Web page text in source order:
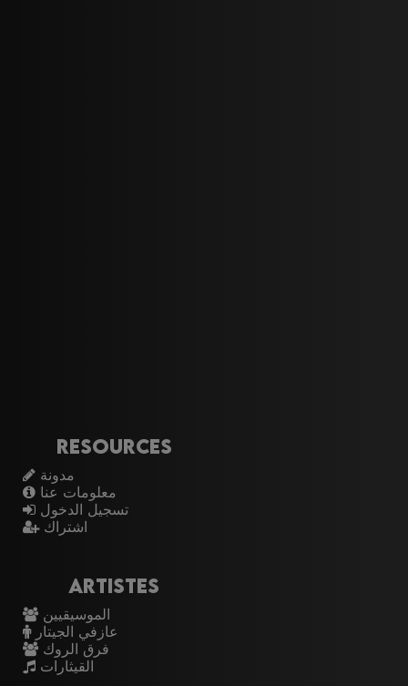
Resources
مدونة
معلومات عنا
تسجيل الدخول
اشتراك
Artistes
الموسيقيين
عازفي الجيتار
فرق الروك
القيثارات